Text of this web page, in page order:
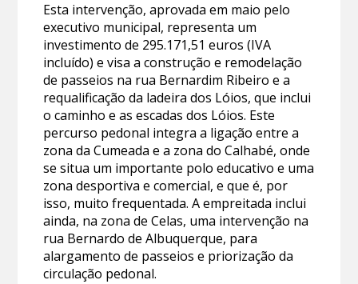
Esta intervenção, aprovada em maio pelo
executivo municipal, representa um
investimento de 295.171,51 euros (IVA
incluído) e visa a construção e remodelação
de passeios na rua Bernardim Ribeiro e a
requalificação da ladeira dos Lóios, que inclui
o caminho e as escadas dos Lóios. Este
percurso pedonal integra a ligação entre a
zona da Cumeada e a zona do Calhabé, onde
se situa um importante polo educativo e uma
zona desportiva e comercial, e que é, por
isso, muito frequentada. A empreitada inclui
ainda, na zona de Celas, uma intervenção na
rua Bernardo de Albuquerque, para
alargamento de passeios e priorização da
circulação pedonal.